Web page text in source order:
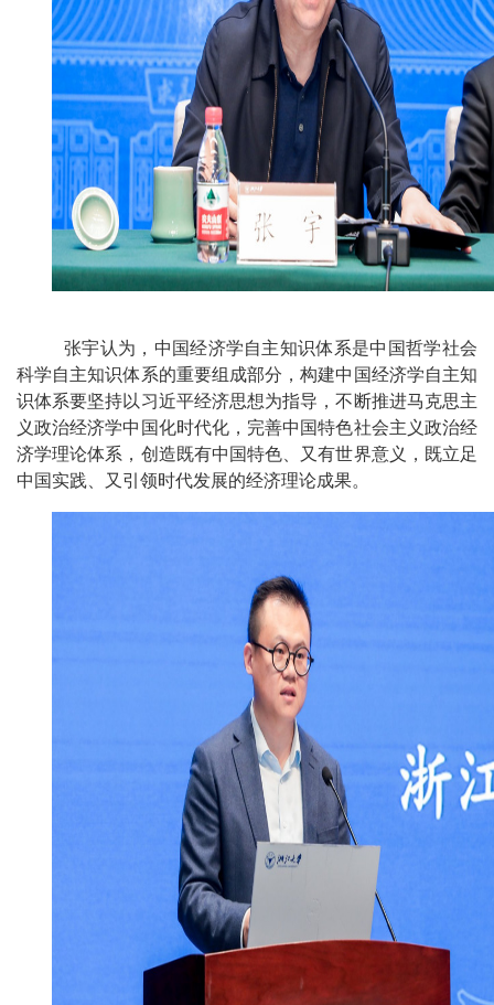
张宇认为，中国经济学自主知识体系是中国哲学社会
科学自主知识体系的重要组成部分，构建中国经济学自主知
识体系要坚持以习近平经济思想为指导，不断推进马克思主
义政治经济学中国化时代化，完善中国特色社会主义政治经
济学理论体系，创造既有中国特色、又有世界意义，既立足
中国实践、又引领时代发展的经济理论成果。